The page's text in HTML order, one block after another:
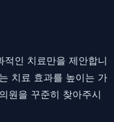
인 치료만을 제안합니
치료 효과를 높이는 가
원을 꾸준히 찾아주시